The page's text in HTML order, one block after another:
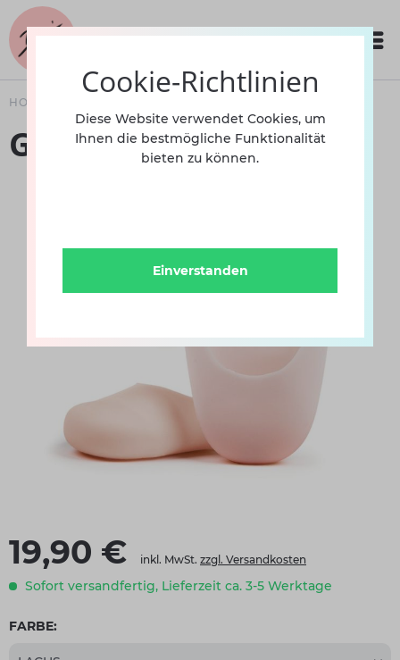
HOME
GELSCHONER RU
19,90 € inkl. MwSt. zzgl. Versandkosten
Sofort versandfertig, Lieferzeit ca. 3-5 Werktage
FARBE:
Cookie-Richtlinien
Diese Website verwendet Cookies, um
Ihnen die bestmögliche Funktionalität
bieten zu können.
Einverstanden